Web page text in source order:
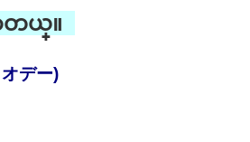
တယ္။
デー)